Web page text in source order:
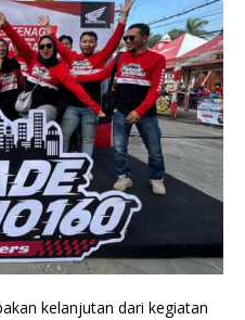
kelanjutan dari kegiatan